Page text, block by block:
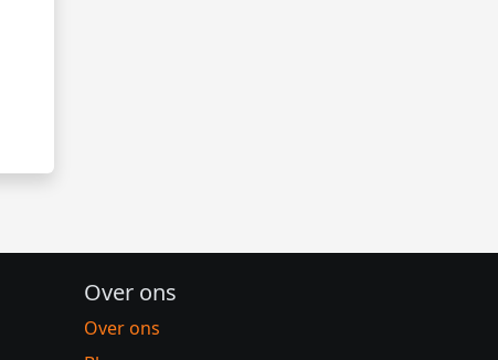
Over ons
Over ons